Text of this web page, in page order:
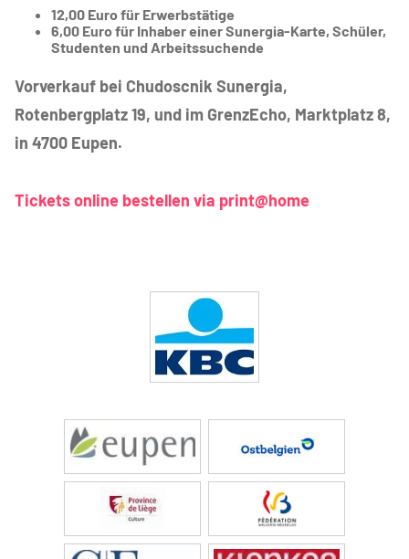
12,00 Euro für Erwerbstätige
6,00 Euro für Inhaber einer Sunergia-Karte, Schüler,
Studenten und Arbeitssuchende
Vorverkauf bei Chudoscnik Sunergia,
Rotenbergplatz 19, und im GrenzEcho, Marktplatz 8,
in 4700 Eupen.
Tickets online bestellen via print@home